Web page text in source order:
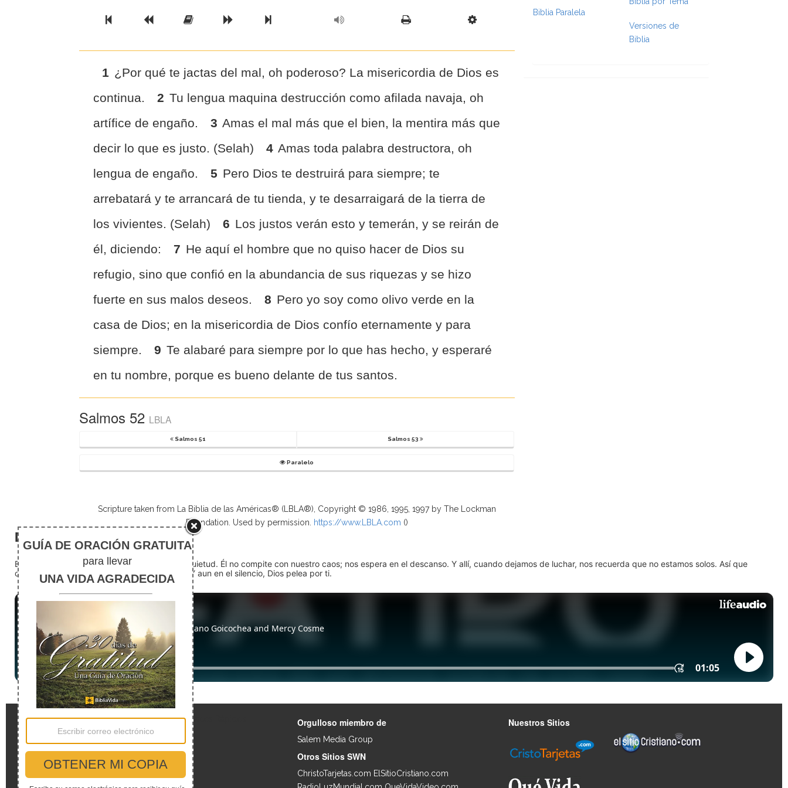
Previous BookPrevious Chapter
Read the Full Chapter
Next Chapter
Next Book Scripture Formatting
1 ¿Por qué te jactas del mal, oh poderoso? La misericordia de Dios es
continua.
2 Tu lengua maquina destrucción como afilada navaja, oh
artífice de engaño.
3 Amas el mal más que el bien, la mentira más que
decir lo que es justo. (Selah)
4 Amas toda palabra destructora, oh
lengua de engaño.
5 Pero Dios te destruirá para siempre; te
arrebatará y te arrancará de tu tienda, y te desarraigará de la tierra de
los vivientes. (Selah)
6 Los justos verán esto y temerán, y se reirán de
él, diciendo:
7 He aquí el hombre que no quiso hacer de Dios su
refugio, sino que confió en la abundancia de sus riquezas y se hizo
fuerte en sus malos deseos.
8 Pero yo soy como olivo verde en la
casa de Dios; en la misericordia de Dios confío eternamente y para
siempre.
9 Te alabaré para siempre por lo que has hecho, y esperaré
en tu nombre, porque es bueno delante de tus santos.
Salmos 52 LBLA
Salmos 51 Salmos 53
Paralelo
Scripture taken from La Biblia de las Américas® (LBLA®), Copyright © 1986, 1995, 1997 by The Lockman
Foundation. Used by permission.
https://www.LBLA.com ()
Biblia Paralela
Versiones de
Biblia
El silencio
En medio del ruido, Dios nos encuentra en la quietud. Él no compite con nuestro caos; nos espera en el descanso. Y allí, cuando dejamos de luchar, nos recuerda que no estamos solos. Así que
detente (quédate quieto) Dios está presente. Y aun en el silencio, Dios pelea por ti.
Enlaces Rápidos Orgulloso miembro de
Salem Media Group
Otros Sitios SWN
ChristoTarjetas.com ElSitioCristiano.com
Nuestros Sitios